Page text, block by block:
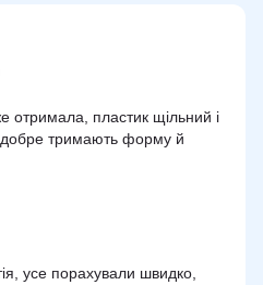
отримала, пластик щільний і
добре тримають форму й
усе порахували швидко,